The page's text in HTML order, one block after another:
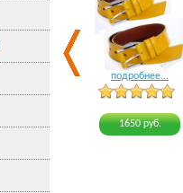
подробнее...
1650 руб.